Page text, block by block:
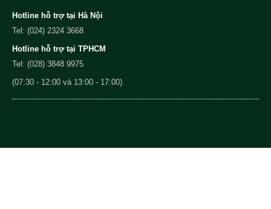
Hotline hỗ trợ tại Hà Nội
Tel: (024) 2324 3668
Hotline hỗ trợ tại TPHCM
Tel: (028) 3848 9975
(07:30 - 12:00 và 13:00 - 17:00)